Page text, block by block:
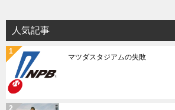
人気記事
マツダスタジアムの失敗